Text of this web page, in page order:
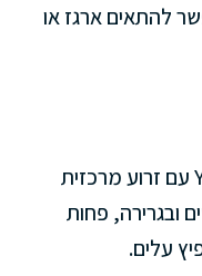
להתאים ארגז או
מערכת מתלה אחורית של Yamaha עם זרוע מרכזית
ובגרירה, פחות